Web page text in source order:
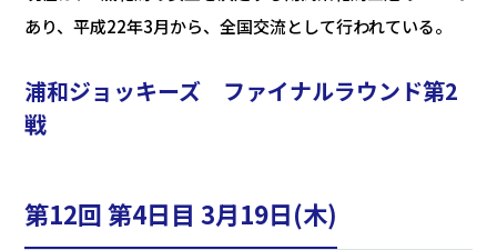
あり、平成22年3月から、全国交流として行われている。
浦和ジョッキーズ ファイナルラウンド第2
戦
第12回 第4日目 3月19日(木)